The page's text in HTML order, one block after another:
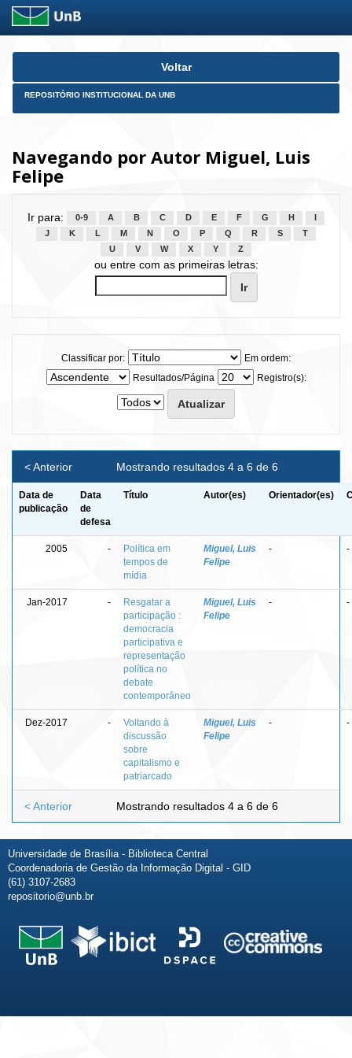
Skip
Voltar
REPOSITÓRIO INSTITUCIONAL DA UNB
Navegando por Autor Miguel, Luis
Felipe
Ir para: 0-9 A B C D E F G H
J
K L M N O P Q R S
T
U
V W X Y Z
ou entre com as primeiras letras:
Classificar por:
Em ordem:
Resultados/Página
Registro(s):
Mostrando resultados 4 a 6 de 6
< Anterior
Data de
publicação
Data
de
defesa
Título Autor(es) Orientador(es)
2005 -
Política em
tempos de
mídia
Miguel, Luis
Felipe
- -
Jan-2017 -
Resgatar a
participação :
democracia
participativa e
representação
política no
debate
contemporâneo
Miguel, Luis
Felipe
- -
Dez-2017 -
Voltando à
discussão
sobre
capitalismo e
patriarcado
Miguel, Luis
Felipe
- -
Mostrando resultados 4 a 6 de 6
< Anterior
Universidade de Brasília - Biblioteca Central
Coordenadoria de Gestão da Informação Digital - GID
(61) 3107-2683
repositorio@unb.br